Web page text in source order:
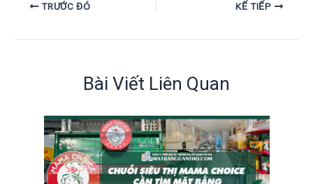
TRƯỚC ĐÓ KẾ TIẾP
Bài Viết Liên Quan